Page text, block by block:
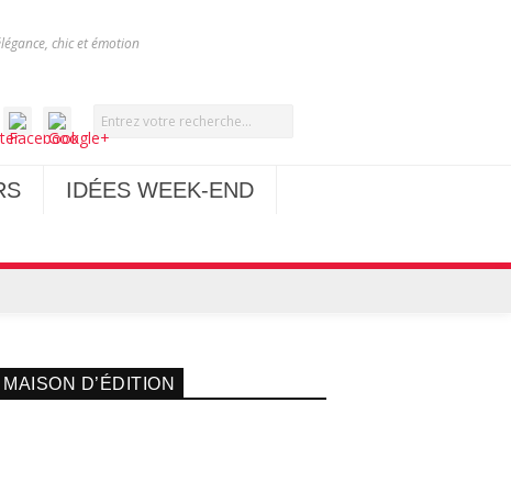
chic et émotion
IDÉES WEEK-END
MAISON D’ÉDITION